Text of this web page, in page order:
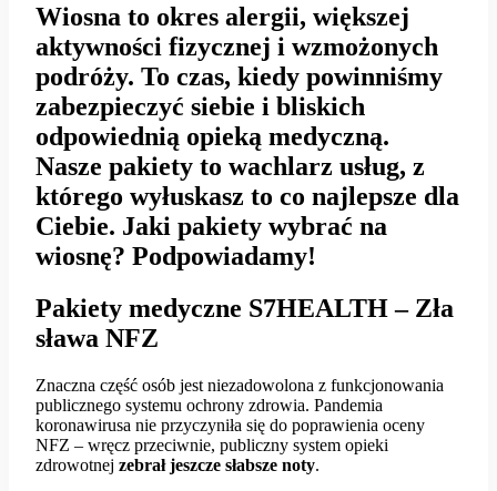
Wiosna to okres alergii, większej
aktywności fizycznej i wzmożonych
podróży. To czas, kiedy powinniśmy
zabezpieczyć siebie i bliskich
odpowiednią opieką medyczną.
Nasze pakiety to wachlarz usług, z
którego wyłuskasz to co najlepsze dla
Ciebie. Jaki pakiety wybrać na
wiosnę? Podpowiadamy!
Pakiety medyczne S7HEALTH – Zła
sława NFZ
Znaczna część osób jest niezadowolona z funkcjonowania
publicznego systemu ochrony zdrowia. Pandemia
koronawirusa nie przyczyniła się do poprawienia oceny
NFZ – wręcz przeciwnie, publiczny system opieki
zdrowotnej zebrał jeszcze słabsze noty.